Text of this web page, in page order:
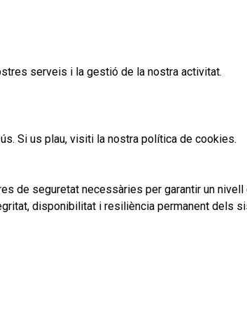
serveis i la gestió de la nostra activitat.
Si us plau, visiti la nostra política de cookies.
de seguretat necessàries per garantir un
disponibilitat i resiliència permanent dels